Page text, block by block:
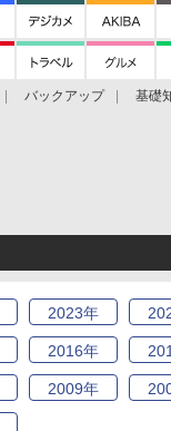
バックアップ 基礎
2023年
2016年
2009年